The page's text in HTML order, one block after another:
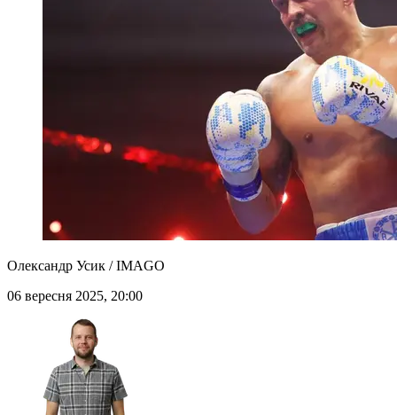
Олександр Усик / IMAGO
06 вересня 2025, 20:00